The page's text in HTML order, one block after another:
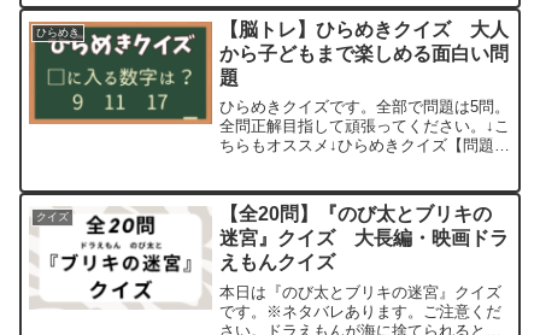
られている多島海は？答えはこちら松島
問題2【問題】宮城県...
ひらめき
【脳トレ】ひらめきクイズ 大人
から子どもまで楽しめる面白い問
題
ひらめきクイズです。全部で問題は5問。
全問正解目指して頑張ってください。↓こ
ちらもオススメ↓ひらめきクイズ【問題
た。 ２匹目の羊はＢの小屋に入りまし
た。３匹目の羊はＣの小...
クイズ
【全20問】『のび太とブリキの
迷宮』クイズ 大長編・映画ドラ
えもんクイズ
本日は『のび太とブリキの迷宮』クイズ
です。※ネタバレあります。ご注意くだ
さい。ドラえもんが海に捨てられるとい